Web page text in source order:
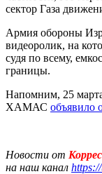
сектор Газа
Армия обороны
видеоролик, на
судя по всему,
границы.
Напомним, 25
ХАМАС объявило
Новости от
на наш канал